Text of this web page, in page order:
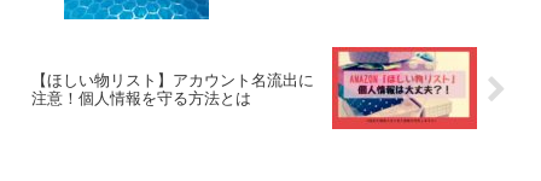
【ほしい物リスト】アカウント名流出に
注意！個人情報を守る方法とは